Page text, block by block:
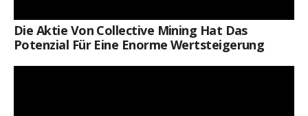
Die Aktie Von Collective Mining Hat Das
Potenzial Für Eine Enorme Wertsteigerung